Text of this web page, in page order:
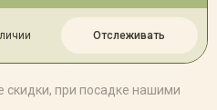
Отслеживать
скидки, при посадке нашими